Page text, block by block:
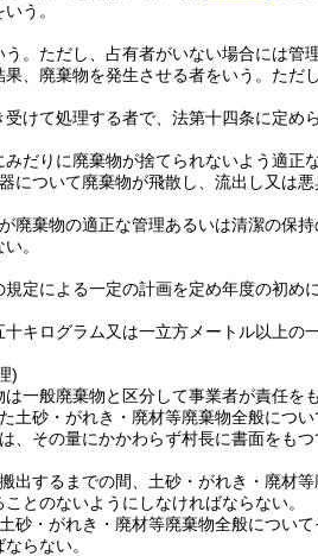
う。
。 ただし、占有者がいない場合には管
、廃棄物を発生させる者をいう。 ただ
けて処理する者で、法第十四条に定め
だりに廃棄物が捨てられないよう適正
について廃棄物が飛散し、流出し又は
廃棄物の適正な管理あるいは清潔の保
。
定による一定の計画を定め年度の初め
キログラム又は一立方メートル以上
)
一般廃棄物と区分して事業者が責任を
土砂・がれき・廃材等廃棄物全般につ
、その量にかかわらず村長に書面をも
出するまでの間、土砂・がれき・廃材
とのないようにしなければならない。
砂・がれき・廃材等廃棄物全般につい
らない。